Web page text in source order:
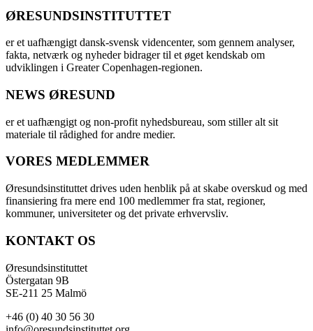
ØRESUNDSINSTITUTTET
er et uafhængigt dansk-svensk videncenter, som gennem analyser,
fakta, netværk og nyheder bidrager til et øget kendskab om
udviklingen i Greater Copenhagen-regionen.
NEWS ØRESUND
er et uafhængigt og non-profit nyhedsbureau, som stiller alt sit
materiale til rådighed for andre medier.
VORES MEDLEMMER
Øresundsinstituttet drives uden henblik på at skabe overskud og med
finansiering fra mere end 100 medlemmer fra stat, regioner,
kommuner, universiteter og det private erhvervsliv.
KONTAKT OS
Øresundsinstituttet
Östergatan 9B
SE-211 25 Malmö
+46 (0) 40 30 56 30